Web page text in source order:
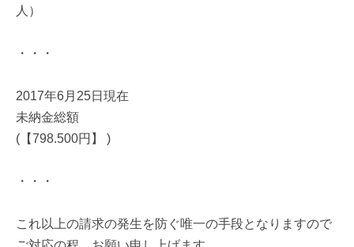
人）
・・・
2017年6月25日現在
未納金総額
(【798.500円】 )
・・・
これ以上の請求の発生を防ぐ唯一の手段となりますので